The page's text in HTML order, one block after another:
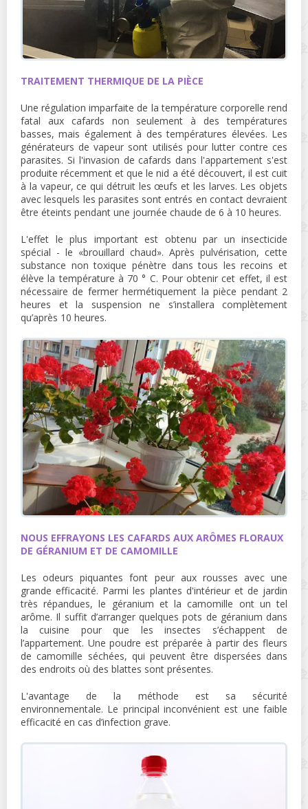
TRAITEMENT THERMIQUE DE LA PIÈCE
Une régulation imparfaite de la température corporelle rend
fatal aux cafards non seulement à des températures
basses, mais également à des températures élevées. Les
générateurs de vapeur sont utilisés pour lutter contre ces
parasites. Si l'invasion de cafards dans l'appartement s'est
produite récemment et que le nid a été découvert, il est cuit
à la vapeur, ce qui détruit les œufs et les larves. Les objets
avec lesquels les parasites sont entrés en contact devraient
être éteints pendant une journée chaude de 6 à 10 heures.
L'effet le plus important est obtenu par un insecticide
spécial - le «brouillard chaud». Après pulvérisation, cette
substance non toxique pénètre dans tous les recoins et
élève la température à 70 ° C. Pour obtenir cet effet, il est
nécessaire de fermer hermétiquement la pièce pendant 2
heures et la suspension ne s’installera complètement
qu’après 10 heures.
NOUS EFFRAYONS LES CAFARDS AUX ARÔMES FLORAUX
DE GÉRANIUM ET DE CAMOMILLE
Les odeurs piquantes font peur aux rousses avec une
grande efficacité. Parmi les plantes d'intérieur et de jardin
très répandues, le géranium et la camomille ont un tel
arôme. Il suffit d’arranger quelques pots de géranium dans
la cuisine pour que les insectes s’échappent de
l’appartement. Une poudre est préparée à partir des fleurs
de camomille séchées, qui peuvent être dispersées dans
des endroits où des blattes sont présentes.
L'avantage de la méthode est sa sécurité
environnementale. Le principal inconvénient est une faible
efficacité en cas d’infection grave.